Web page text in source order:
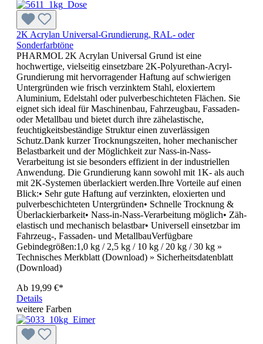
2K Acrylan Universal-Grundierung, RAL- oder
Sonderfarbtöne
PHARMOL 2K Acrylan Universal Grund ist eine
hochwertige, vielseitig einsetzbare 2K-Polyurethan-Acryl-
Grundierung mit hervorragender Haftung auf schwierigen
Untergründen wie frisch verzinktem Stahl, eloxiertem
Aluminium, Edelstahl oder pulverbeschichteten Flächen. Sie
eignet sich ideal für Maschinenbau, Fahrzeugbau, Fassaden-
oder Metallbau und bietet durch ihre zähelastische,
feuchtigkeitsbeständige Struktur einen zuverlässigen
Schutz.Dank kurzer Trocknungszeiten, hoher mechanischer
Belastbarkeit und der Möglichkeit zur Nass-in-Nass-
Verarbeitung ist sie besonders effizient in der industriellen
Anwendung. Die Grundierung kann sowohl mit 1K- als auch
mit 2K-Systemen überlackiert werden.Ihre Vorteile auf einen
Blick:• Sehr gute Haftung auf verzinkten, eloxierten und
pulverbeschichteten Untergründen• Schnelle Trocknung &
Überlackierbarkeit• Nass-in-Nass-Verarbeitung möglich• Zäh-
elastisch und mechanisch belastbar• Universell einsetzbar im
Fahrzeug-, Fassaden- und MetallbauVerfügbare
Gebindegrößen:1,0 kg / 2,5 kg / 10 kg / 20 kg / 30 kg »
Technisches Merkblatt (Download) » Sicherheitsdatenblatt
(Download)
Ab 19,99 €*
Details
weitere Farben